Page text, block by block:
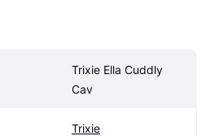
Trixie Ella Cuddly
Cav
Trixie